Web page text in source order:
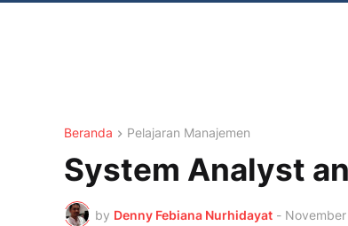
Beranda Pelajaran Manajemen
System Analyst
by Denny Febiana Nurhidayat -